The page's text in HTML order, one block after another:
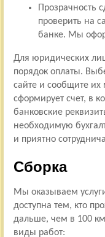
Прозрачность
проверить на
банке. Мы
Для юридических
порядок оплаты.
сайте и сообщите их
сформирует счет, в
банковские
необходимую
и приятно
Сборка
Мы оказываем
доступна тем, кто
дальше, чем в 100
виды работ: